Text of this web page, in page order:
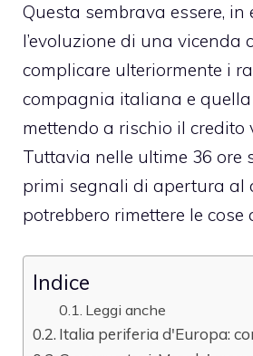
Questa sembrava essere, in
l’evoluzione di una vicenda
complicare ulteriormente i
compagnia italiana e
mettendo a rischio il credito
Tuttavia nelle ultime 36 ore
primi segnali di apertura al
potrebbero rimettere le cose
Indice
Leggi anche
Italia periferia d'Europa: